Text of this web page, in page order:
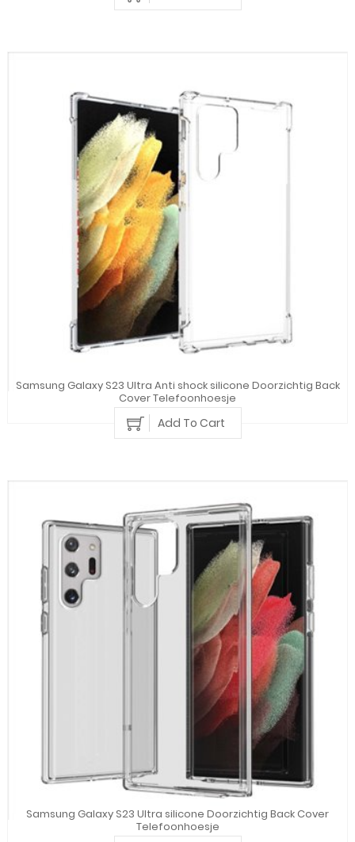
Samsung Galaxy S23 Ultra Anti shock silicone Doorzichtig Back
Cover Telefoonhoesje
Add To Cart
Samsung Galaxy S23 Ultra silicone Doorzichtig Back Cover
Telefoonhoesje